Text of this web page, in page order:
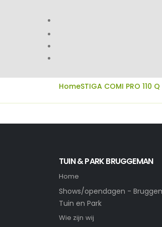
HomeSTIGA COMI PRO 110 Q
TUIN & PARK BRUGGEMAN
Home
Shows/opendagen -
Tuin en Park
Wie zijn wij